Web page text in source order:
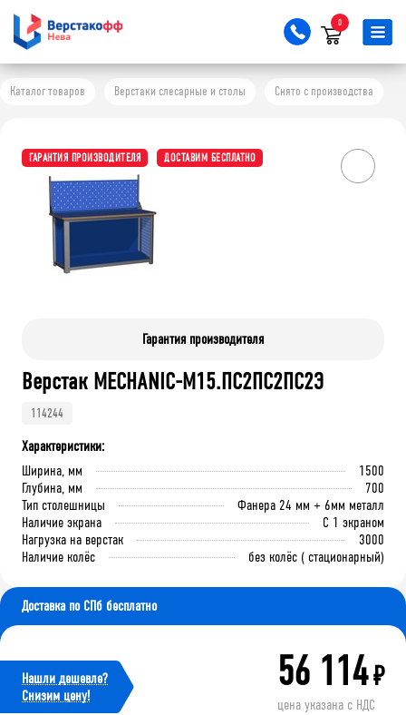
0
Каталог товаров Верстаки слесарные и столы Снято с производства
ГАРАНТИЯ ПРОИЗВОДИТЕЛЯ ДОСТАВИМ БЕСПЛАТНО
Гарантия производителя
Верстак MECHANIC-М15.ПС2ПС2ПС2Э
114244
Характеристики:
Ширина, мм
1500
Глубина, мм
700
Тип столешницы
Фанера 24 мм + 6мм металл
Наличие экрана
С 1 экраном
Нагрузка на верстак
3000
Наличие колёс
без колёс ( стационарный)
Доставка по СПб бесплатно
Нашли дешевле?
Cнизим цену!
56 114₽
цена указана с НДС